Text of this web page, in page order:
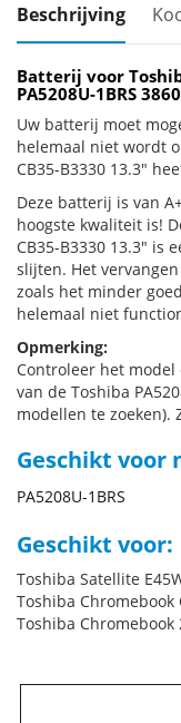
Beschrijving
Batterij voor
PA5208U-1BRS
Uw batterij moet
helemaal niet wordt
CB35-B3330 13.3"
Deze batterij is van
hoogste kwaliteit is!
CB35-B3330 13.3" is
slijten. Het
zoals het minder
helemaal niet
Opmerking:
Controleer het
van de Toshiba
modellen te
Geschikt voor
PA5208U-1BRS
Geschikt voor:
Toshiba Satellite
Toshiba Chromebook
Toshiba Chromebook